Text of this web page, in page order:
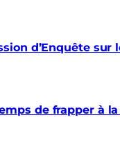
d’Enquête sur
de frapper à